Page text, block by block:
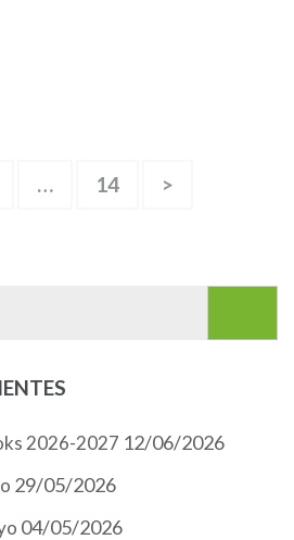
… Página
14 >
2026-2027 12/06/2026
29/05/2026
04/05/2026